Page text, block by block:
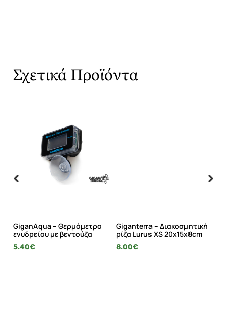
Σχετικά Προϊόντα
GiganAqua – Θερμόμετρο
ενυδρείου με βεντούζα
5.40€
Giganterra – Διακοσμητική
ρίζα Lurus XS 20x15x8cm
8.00€